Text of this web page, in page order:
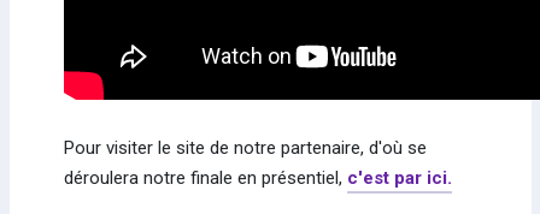
Pour visiter le site de notre partenaire, d'où se
déroulera notre finale en présentiel, c'est par ici.